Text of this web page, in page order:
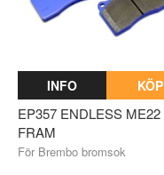
INFO KÖP
EP357 ENDLESS ME22
FRAM
För Brembo bromsok